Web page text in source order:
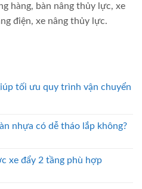
hàng, bàn nâng thủy lực, xe
điện, xe nâng thủy lực.
tối ưu quy trình vận chuyển
nhựa có dễ tháo lắp không?
xe đẩy 2 tầng phù hợp